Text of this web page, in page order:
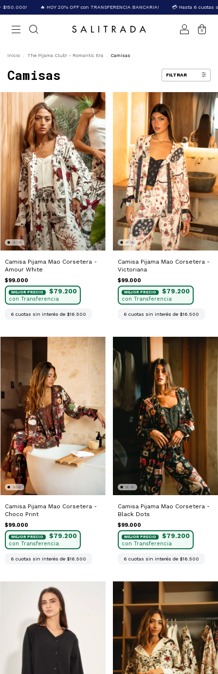
🔥 HOY 20% OFF con TRANSFERENCIA BANCARIA! 💳 Hasta 6 cuotas sin
0
Inicio The Pijama Club! - Romantic Era Camisas
Camisas FILTRAR
Camisa Pijama Mao Corsetera -
Amour White
$99.000
$79.200
6 cuotas sin interés de $16.500
Camisa Pijama Mao Corsetera -
Victoriana
$99.000
$79.200
6 cuotas sin interés de $16.500
Camisa Pijama Mao Corsetera -
Choco Print
$99.000
$79.200
6 cuotas sin interés de $16.500
Camisa Pijama Mao Corsetera -
Black Dots
$99.000
$79.200
6 cuotas sin interés de $16.500